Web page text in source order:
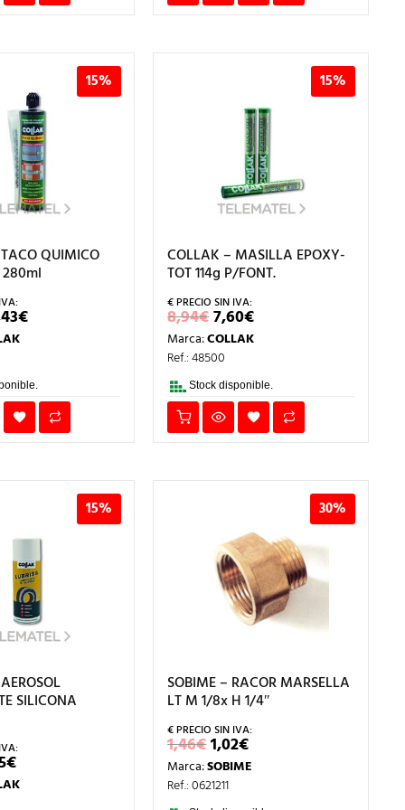
15%
QUIMICO
280ml
€EL
PRECIO
11,43€.
15%
COLLAK – MASILLA EPOXY-
TOT 114g P/FONT.
8,94€EL
PRECIO
ORIGINAL
ERA:
8,94€.
7,60€EL
PRECIO
ACTUAL
7,60€.
Marca:COLLAK
Ref.: 48500
Stock disponible.
15%
SILICONA
€EL
PRECIO
ACTUAL
30%
SOBIME – RACOR MARSELLA
LT M 1/8x H 1/4″
1,46€EL
PRECIO
ORIGINAL
ERA:
1,46€.
1,02€EL
PRECIO
ACTUAL
1,02€.
Marca:SOBIME
Ref.: 0621211